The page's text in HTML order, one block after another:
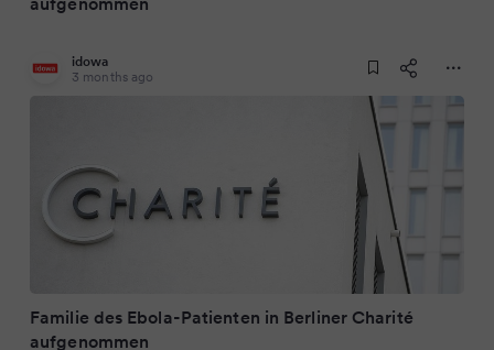
idowa
3 months ago
Familie des Ebola-Patienten in Berliner Charité
aufgenommen